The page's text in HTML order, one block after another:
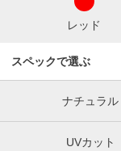
レッド
スペックで選ぶ
ナチュラル
UVカット